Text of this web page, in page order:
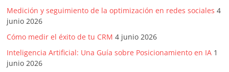
Medición y seguimiento de la optimización en redes sociales 4
junio 2026
Cómo medir el éxito de tu CRM 4 junio 2026
Inteligencia Artificial: Una Guía sobre Posicionamiento en IA 1
junio 2026